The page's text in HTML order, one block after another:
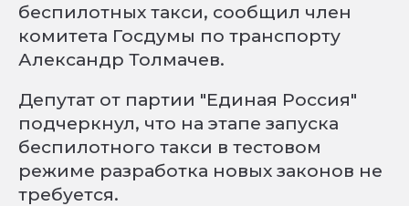
беспилотных такси, сообщил член
комитета Госдумы по транспорту
Александр Толмачев.
Депутат от партии "Единая Россия"
подчеркнул, что на этапе запуска
беспилотного такси в тестовом
режиме разработка новых законов не
требуется.